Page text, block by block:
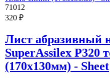
71012
320 ₽
Лист абразивный
SuperAssilex P320
(170х130мм) - Sheet